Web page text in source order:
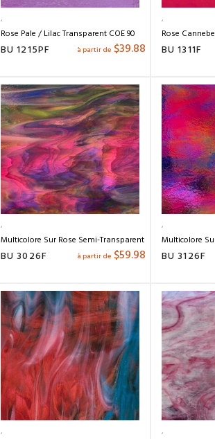
Rose Pale / Lilac Transparent COE 90
BU 1215PF à partir de $39.88
Rose
BU 1311F
Multicolore Sur Rose Semi-Transparent COE 90
BU 3026F à partir de $59.98
Multicolore
BU 3126F